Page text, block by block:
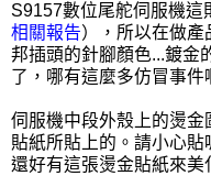
S9157數位尾舵伺服機這
相關報告），所以在做產
邦插頭的針腳顏色...鍍金
了，哪有這麼多仿冒事件
伺服機中段外殼上的燙
貼紙所貼上的。請小心貼
還好有這張燙金貼紙來